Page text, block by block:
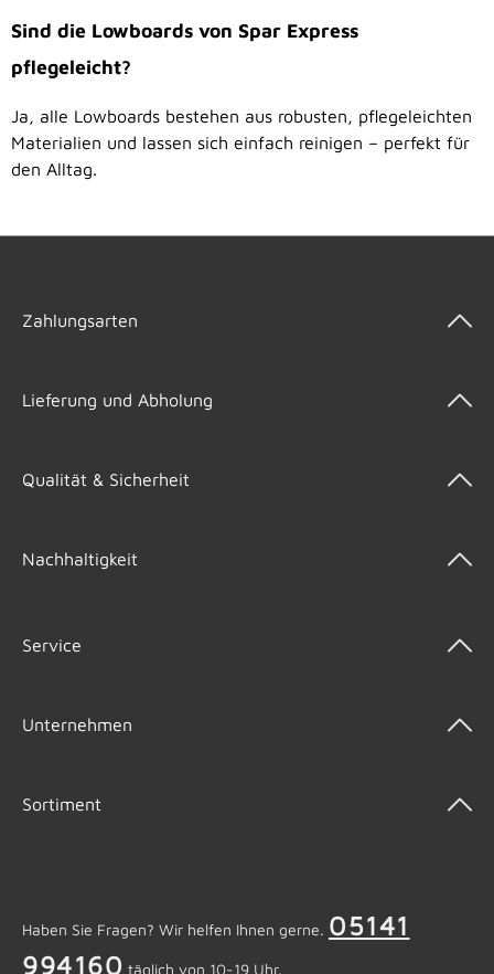
Sind die Lowboards von Spar Express
pflegeleicht?
Ja, alle Lowboards bestehen aus robusten, pflegeleichten
Materialien und lassen sich einfach reinigen – perfekt für
den Alltag.
Zahlungsarten
Lieferung und Abholung
Qualität & Sicherheit
Nachhaltigkeit
Service
Unternehmen
Sortiment
Haben Sie Fragen? Wir helfen Ihnen gerne. 05141
994160 täglich von 10-19 Uhr.